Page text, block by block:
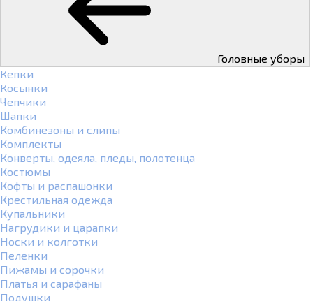
Головные уборы
Кепки
Косынки
Чепчики
Шапки
Комбинезоны и слипы
Комплекты
Конверты, одеяла, пледы, полотенца
Костюмы
Кофты и распашонки
Крестильная одежда
Купальники
Нагрудики и царапки
Носки и колготки
Пеленки
Пижамы и сорочки
Платья и сарафаны
Подушки